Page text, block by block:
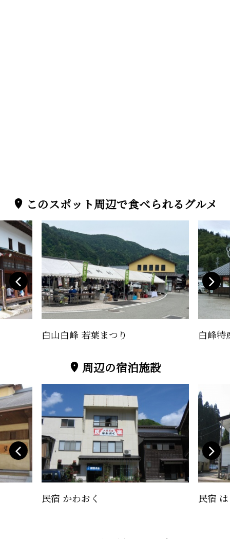
このスポット周辺で食べられるグルメ
白山白峰 若葉まつり 白峰特
周辺の宿泊施設
民宿 かわおく 民宿